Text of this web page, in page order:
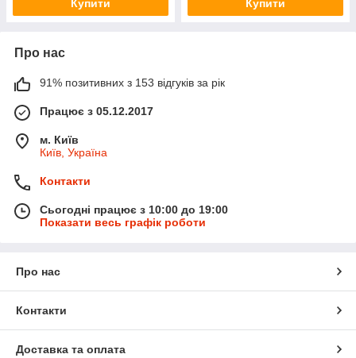
Купити Купити
Про нас
91% позитивних з 153 відгуків за рік
Працює з 05.12.2017
м. Київ
Київ, Україна
Контакти
Сьогодні працює з 10:00 до 19:00
Показати весь графік роботи
Про нас
Контакти
Доставка та оплата